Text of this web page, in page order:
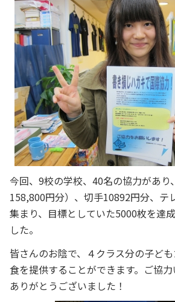
今回、9校の学校、40名の協力があり
158,800円分）、切手10892円分、テ
集まり、目標としていた5000枚を達
した。
皆さんのお陰で、４クラス分の子ど
食を提供することができます。ご協力
ありがとうございました！